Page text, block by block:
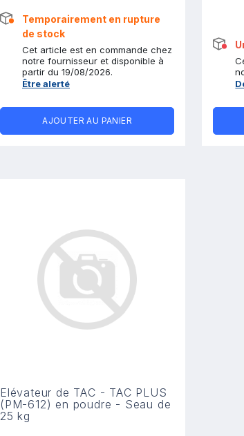
Temporairement en rupture
de stock
Cet article est en commande chez
notre fournisseur et disponible à
partir du 19/08/2026.
Être alerté
AJOUTER AU PANIER
Elévateur de TAC - TAC PLUS
(PM-612) en poudre - Seau de
25 kg